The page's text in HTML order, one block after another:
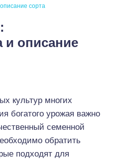
сорта
и описание
культур многих
богатого урожая важно
семенной
обратить
подходят для